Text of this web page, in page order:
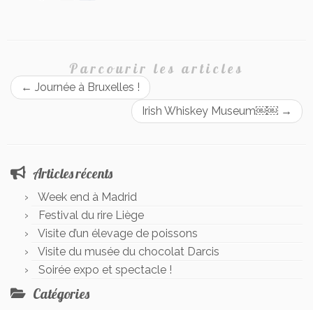
Parcourir les articles
← Journée à Bruxelles !
Irish Whiskey Museum￼￼ →
Articles récents
Week end à Madrid
Festival du rire Liège
Visite d’un élevage de poissons
Visite du musée du chocolat Darcis
Soirée expo et spectacle !
Catégories